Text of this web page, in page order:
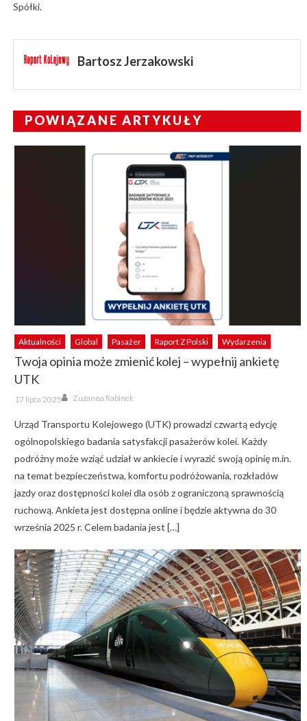
Spółki.
Bartosz Jerzakowski
POWIĄZANE ARTYKUŁY
Aktualności Global Pasażer Raport Z Polski Wydarzenia
Twoja opinia może zmienić kolej – wypełnij ankietę
UTK
Posted
on
17 lipca 2025 Author
Zuzanna Rabinek
Urząd Transportu Kolejowego (UTK) prowadzi czwartą edycję
ogólnopolskiego badania satysfakcji pasażerów kolei. Każdy
podróżny może wziąć udział w ankiecie i wyrazić swoją opinię m.in.
na temat bezpieczeństwa, komfortu podróżowania, rozkładów
jazdy oraz dostępności kolei dla osób z ograniczoną sprawnością
ruchową. Ankieta jest dostępna online i będzie aktywna do 30
września 2025 r. Celem badania jest […]